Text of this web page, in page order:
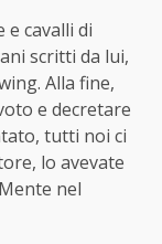
e cavalli di
scritti da lui,
Alla fine,
e decretare
tutti noi ci
lo avevate
nel